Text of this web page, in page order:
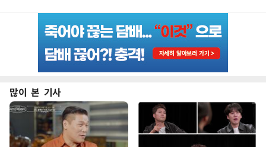
많이 본 기사